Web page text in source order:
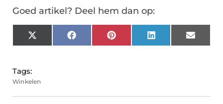
Goed artikel? Deel hem dan op:
X
(Twitter)
FacebookPinterest LinkedIn Email
Tags:
Winkelen